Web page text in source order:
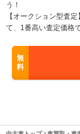
う！
【オークション型査
て、1番高い査定価格
無
料